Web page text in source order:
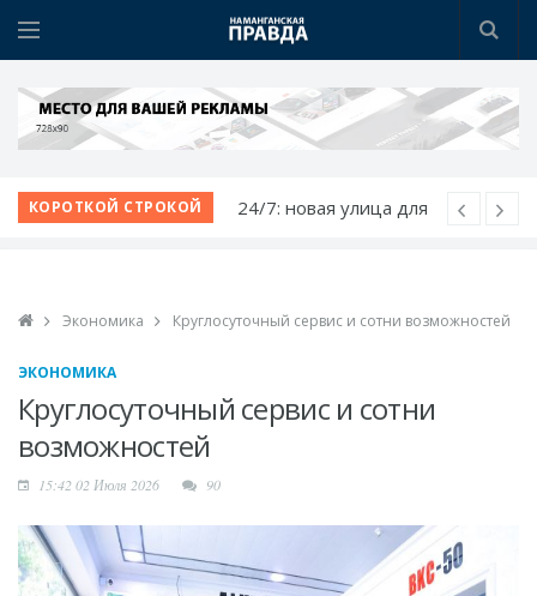
КОРОТКОЙ СТРОКОЙ
Открылся новый
сотрудничество
Язык возможностей:
Экономика Круглосуточный сервис и сотни возможностей
ЭКОНОМИКА
Круглосуточный сервис и сотни
возможностей
15:42 02 Июля 2026 90